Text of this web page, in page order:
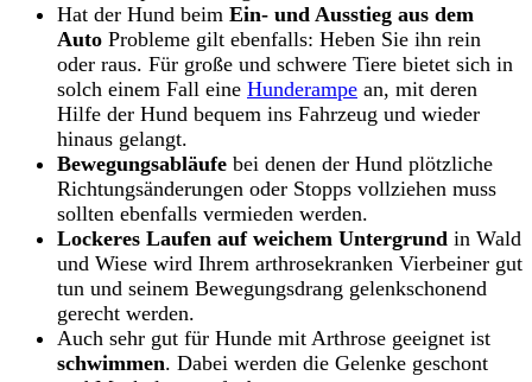
Hat der Hund beim Ein- und Ausstieg aus dem
Auto Probleme gilt ebenfalls: Heben Sie ihn rein
oder raus. Für große und schwere Tiere bietet sich in
solch einem Fall eine Hunderampe an, mit deren
Hilfe der Hund bequem ins Fahrzeug und wieder
hinaus gelangt.
Bewegungsabläufe bei denen der Hund plötzliche
Richtungsänderungen oder Stopps vollziehen muss
sollten ebenfalls vermieden werden.
Lockeres Laufen auf weichem Untergrund in Wald
und Wiese wird Ihrem arthrosekranken Vierbeiner gut
tun und seinem Bewegungsdrang gelenkschonend
gerecht werden.
Auch sehr gut für Hunde mit Arthrose geeignet ist
schwimmen. Dabei werden die Gelenke geschont